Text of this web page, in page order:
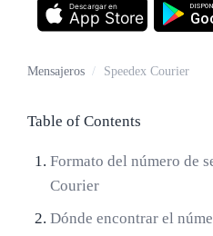
App Store
Descargar en
Mensajeros / Speedex Courier
Table of Contents
Formato del número de
Courier
Dónde encontrar el